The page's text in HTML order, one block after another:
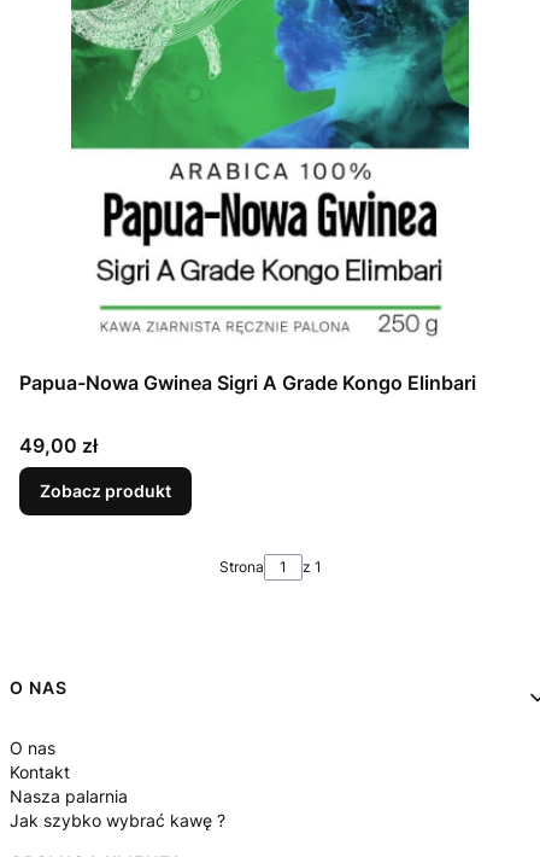
Papua-Nowa Gwinea Sigri A Grade Kongo Elinbari
Cena
49,00 zł
Zobacz produkt
Strona z 1
Linki w stopce
O NAS
O nas
Kontakt
Nasza palarnia
Jak szybko wybrać kawę ?